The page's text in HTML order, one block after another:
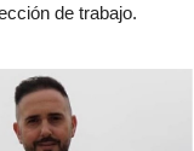
de trabajo.